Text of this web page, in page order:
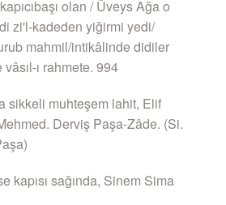
olan / Üveys Ağa o
zi'l-kadeden yiğirmi yedi/
mahmil/intikâlinde didiler
ı rahmete. 994
sikkeli muhteşem lahit, Elif
Derviş Paşa-Zâde. (Si.
kapısı sağında, Sinem Sima